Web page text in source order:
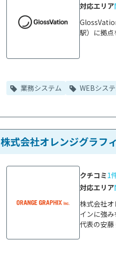
駅）に拠
対応エリア
業務システム WEBシス
株式会社オレンジグラフ
株式会社
インに強み
代表の安藤
クチコミ1
対応エリア